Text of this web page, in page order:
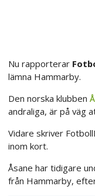
Nu rapporterar
lämna Hammarby.
Den norska klubben
andraliga, är på väg
Vidare skriver
inom kort.
Åsane har tidigare
från Hammarby,